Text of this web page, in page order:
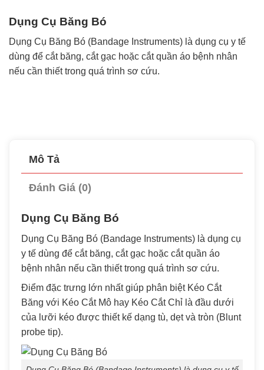
Dụng Cụ Băng Bó
Dụng Cụ Băng Bó (Bandage Instruments) là dụng cụ y tế
dùng để cắt băng, cắt gạc hoặc cắt quần áo bệnh nhân
nếu cần thiết trong quá trình sơ cứu.
Mô Tả
Đánh Giá (0)
Dụng Cụ Băng Bó
Dụng Cụ Băng Bó (Bandage Instruments) là dụng cụ
y tế dùng để cắt băng, cắt gạc hoặc cắt quần áo
bệnh nhân nếu cần thiết trong quá trình sơ cứu.
Điểm đặc trưng lớn nhất giúp phân biệt Kéo Cắt
Băng với Kéo Cắt Mô hay Kéo Cắt Chỉ là đầu dưới
của lưỡi kéo được thiết kế dạng tù, dẹt và tròn (Blunt
probe tip).